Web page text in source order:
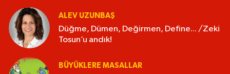
ALEV UZUNBAŞ
Düğme, Dümen, Değirmen, Define... /Zeki
Tosun’u andık!
BÜYÜKLERE MASALLAR